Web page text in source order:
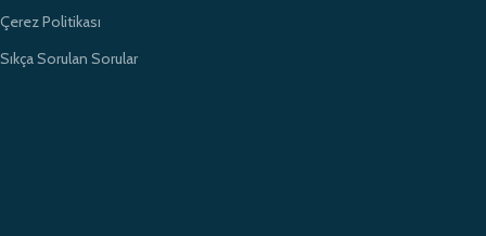
Çerez Politikası
Sıkça Sorulan Sorular